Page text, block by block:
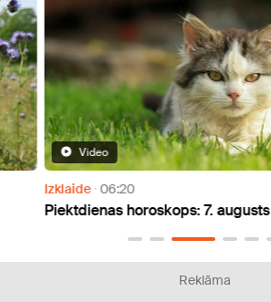
Video
Izklaide 06:20
Piektdienas horoskops: 7. augusts
Reklāma